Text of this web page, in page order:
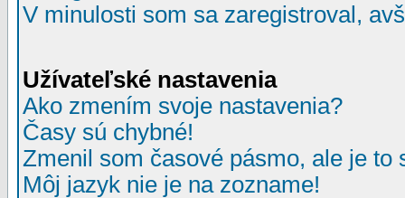
V minulosti som sa zaregistroval,
Užívateľské nastavenia
Ako zmením svoje nastavenia?
Časy sú chybné!
Zmenil som časové pásmo, ale je to
Môj jazyk nie je na zozname!